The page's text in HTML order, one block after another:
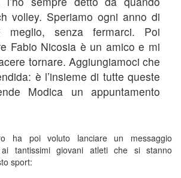
volley. Speriamo ogni anno di
meglio, senza fermarci. Poi
Fabio Nicosia è un amico e mi
tornare. Aggiungiamoci che
è l’insieme di tutte queste
Modica un appuntamento
ha poi voluto lanciare un messaggio
tantissimi giovani atleti che si stanno
sport: